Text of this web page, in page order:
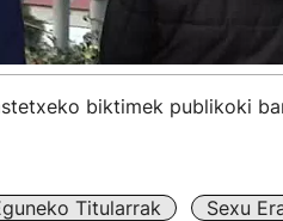
biktimek publikoki
Titularrak Sexu